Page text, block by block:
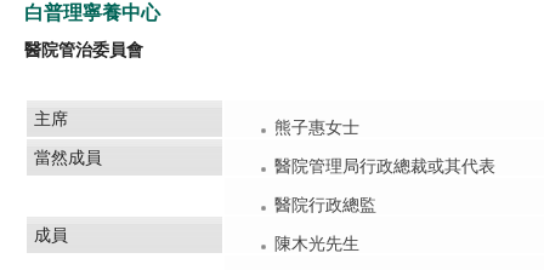
白普理寧養中心
醫院管治委員會
主席
熊子惠女士
當然成員
醫院管理局行政總裁或其代表
醫院行政總監
成員
陳木光先生